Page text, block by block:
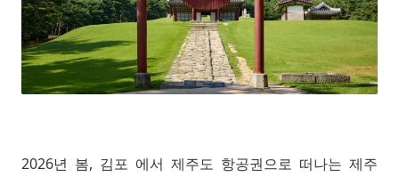
2026년 봄, 김포 에서 제주도 항공권으로 떠나는 제주